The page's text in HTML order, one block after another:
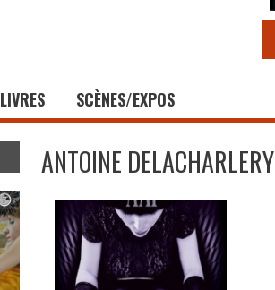
LIVRES SCÈNES/EXPOS
ANTOINE DELACHARLERY